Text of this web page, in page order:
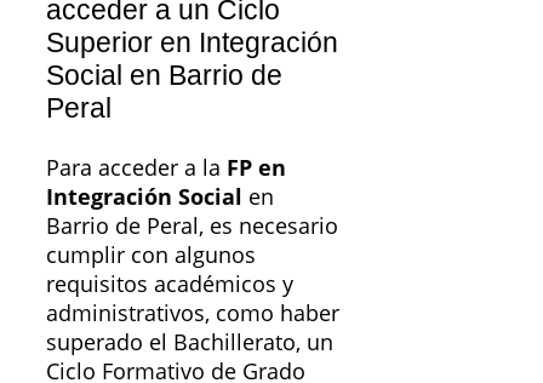
acceder a un Ciclo
Superior en Integración
Social en Barrio de
Peral
Para acceder a la FP en
Integración Social en
Barrio de Peral, es necesario
cumplir con algunos
requisitos académicos y
administrativos, como haber
superado el Bachillerato, un
Ciclo Formativo de Grado